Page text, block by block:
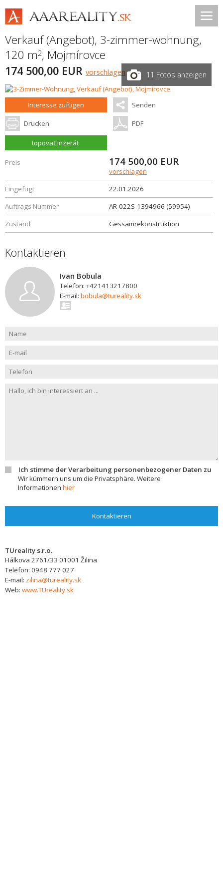
Verkauf (Angebot), 3-zimmer-wohnung,
120 m2, Mojmírovce
174 500,00 EUR vorschlagen 11 Fotos anzeigen
Interesse zufügen Senden
Drucken PDF
topovať inzerát
Preis 174 500,00 EUR
vorschlagen
Eingefügt
22.01.2026
Auftrags Nummer
AR-022S-1394966 (59954)
Zustand
Gessamrekonstruktion
Kontaktieren
Ivan Bobula
Telefon: +421413217800
E-mail: bobula@tureality.sk
Ich stimme der Verarbeitung personenbezogener Daten zu
Wir kümmern uns um die Privatsphäre. Weitere
Informationen hier
Kontaktieren
TUreality s.r.o.
Hálkova 2761/33 01001 Žilina
Telefon: 0948 777 027
E-mail: zilina@tureality.sk
Web: www.TUreality.sk